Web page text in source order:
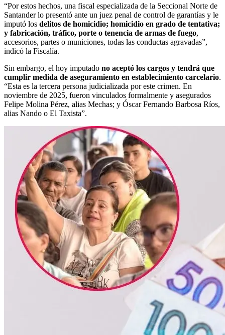
“Por estos hechos, una fiscal especializada de la Seccional Norte de
Santander lo presentó ante un juez penal de control de garantías y le
imputó los delitos de homicidio; homicidio en grado de tentativa;
y fabricación, tráfico, porte o tenencia de armas de fuego,
accesorios, partes o municiones, todas las conductas agravadas”,
indicó la Fiscalía.
Sin embargo, el hoy imputado no aceptó los cargos y tendrá que
cumplir medida de aseguramiento en establecimiento carcelario.
“Esta es la tercera persona judicializada por este crimen. En
noviembre de 2025, fueron vinculados formalmente y asegurados
Felipe Molina Pérez, alias Mechas; y Óscar Fernando Barbosa Ríos,
alias Nando o El Taxista”.